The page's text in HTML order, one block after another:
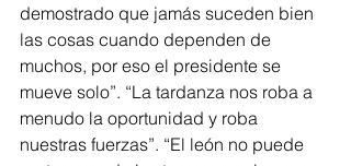
demostrado que jamás suceden bien
las cosas cuando dependen de
muchos, por eso el presidente se
mueve solo”. “La tardanza nos roba a
menudo la oportunidad y roba
nuestras fuerzas”. “El león no puede